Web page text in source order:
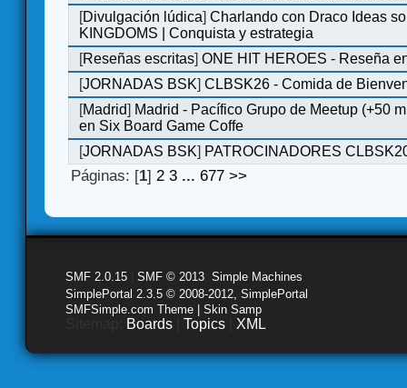
[Divulgación lúdica]Charlando con Draco Ideas
KINGDOMS | Conquista y estrategia
[Reseñas escritas]ONE HIT HEROES - Reseña
[JORNADAS BSK]CLBSK26 - Comida de
[Madrid] Madrid - Pacífico Grupo de Meetup (+50
en Six Board Game Coffe
[JORNADAS BSK] PATROCINADORES
Páginas: [1]2 3 ...677 >>
SMF 2.0.15 SMF © 2013 Simple Machines
SimplePortal 2.3.5 © 2008-2012, SimplePortal
SMFSimple.com Theme | Skin Samp
Boards Topics XML